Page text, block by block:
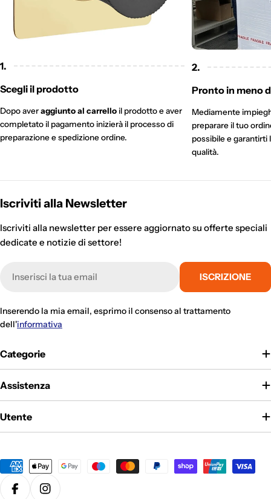
1.
Scegli il prodotto
Dopo averaggiunto al carrello il prodotto e aver
completato il pagamento inizierà il processo di
preparazione e spedizione ordine.
2.
Pronto in meno
Mediamente
preparare il tuo
possibile e garantirti
qualità.
Categorie
Assistenza
Utente
Iscriviti alla Newsletter
Iscriviti alla newsletter per essere aggiornato su offerte speciali
dedicate e notizie di settore!
mail
ISCRIZIONE
Inserendo la mia email, esprimo il consenso al trattamento
dell'informativa
Metodi
di
pagamento
FacebookInstagram